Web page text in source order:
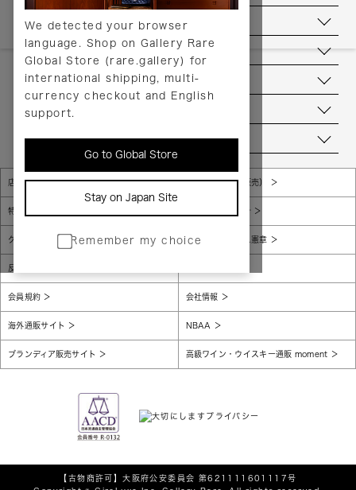
We detected your browser
language. Shop on Gallery Rare
Global Store (rare.gallery) for
international shipping, multi-
currency checkout and English
support.
Go to Global Store
Stay on Japan Site
Remember my choice
返品について
ヘルプ
お問い合わせ
当店について
店舗一覧 販売規約（店頭販売）
特定商取引法に基づく表示 個人情報保護方針
グローバルプライバシーポリシー コンプライアンス憲章
反社会的勢力に対する基本方針
会員規約 会社情報
海外通販サイト NBAA
ブランディア販売サイト 高級ワイン・ウイスキー通販 moment
【古物商許可】大阪府公安委員会 第621111601117号